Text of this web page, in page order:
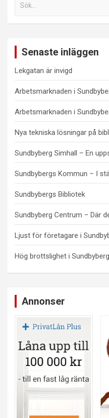
Senaste inläggen
Lekgatan är invigd
Arbetsmarknaden i
Arbetsmarknaden i
Nya tekniska lösningar på
Sundbyberg Simhall – En
Sundbybergs Kommun – I
Sundbybergs Bibliotek
Sundbyberg Centrum – Där
Ljust för företagare i
Hög brottslighet i Sundbyberg
Annonser